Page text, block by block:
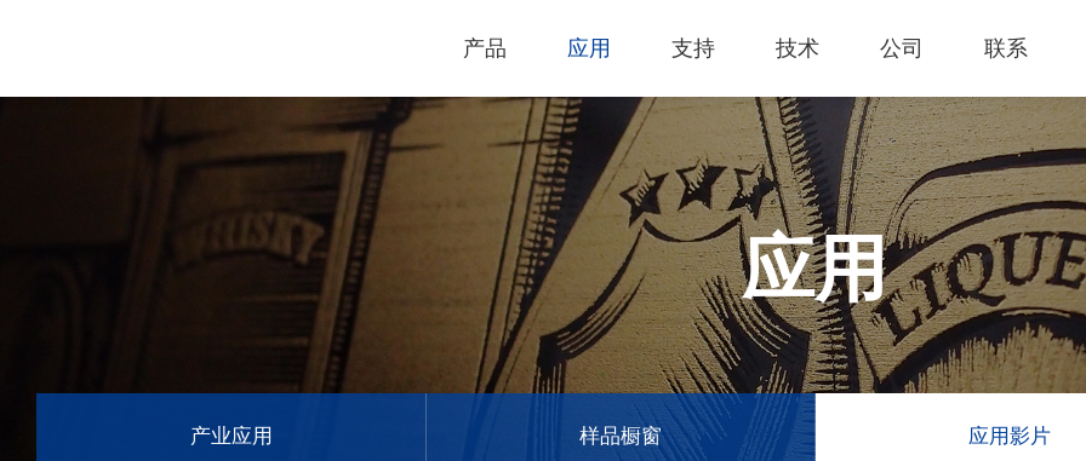
产品
电脑割字机 激光雕刻机
激光打标机
应用
热门应用
薄膜切割
玻璃
礼赠品
首饰
塑料
印章
陈列展示
支持
技术支持
下载专区
产品终止政策
过保固服务
技术
知识专区
产品影片
激光雕刻
公司
关于我们
经营理念
创新技术
客户服务
里程
全部
公司
产品
荣誉和认证 新闻
最新
参展消
联系
客户服务
成为代理商
产品咨询
其他问题
GCC 联系信息
Financing
GCC Web
GCC Club
代理商入口
应用
产业应用 样品橱窗 应用影片